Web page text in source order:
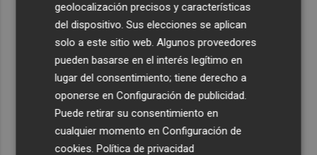
Castelló acogerá la obra "Helios y Selene" de la
compañía Te Falta Calle: será creada para el eclipse
geolocalización precisos y características
del dispositivo. Sus elecciones se aplican
solo a este sitio web. Algunos proveedores
pueden basarse en el interés legítimo en
lugar del consentimiento; tiene derecho a
oponerse enConfiguración de publicidad.
Puede retirar su consentimiento en
cualquier momento enConfiguración de
cookies.Política de privacidad